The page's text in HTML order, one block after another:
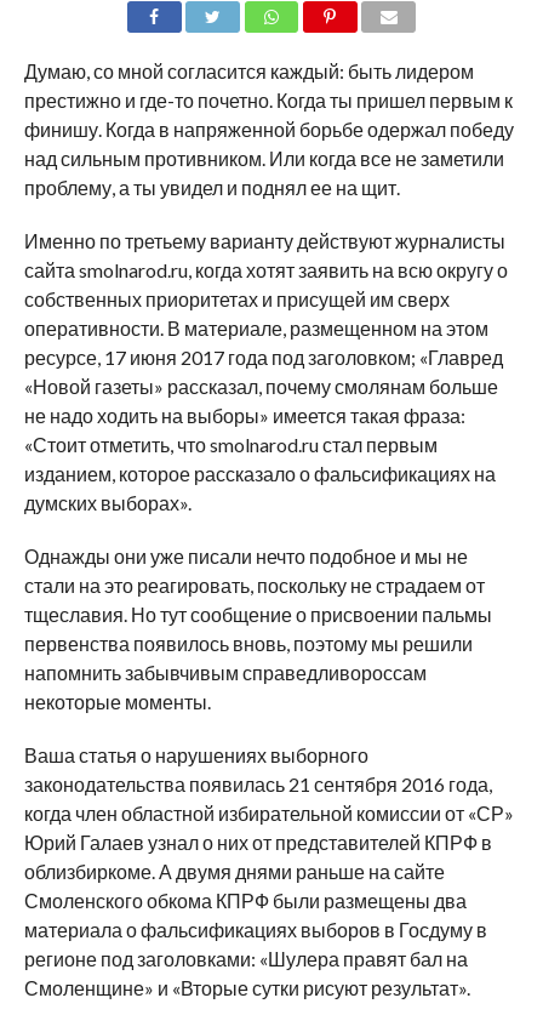
Думаю, со мной согласится каждый: быть лидером
престижно и где-то почетно. Когда ты пришел первым к
финишу. Когда в напряженной борьбе одержал победу
над сильным противником. Или когда все не заметили
проблему, а ты увидел и поднял ее на щит.
Именно по третьему варианту действуют журналисты
сайта smolnarod.ru, когда хотят заявить на всю округу о
собственных приоритетах и присущей им сверх
оперативности. В материале, размещенном на этом
ресурсе, 17 июня 2017 года под заголовком; «Главред
«Новой газеты» рассказал, почему смолянам больше
не надо ходить на выборы» имеется такая фраза:
«Стоит отметить, что smolnarod.ru стал первым
изданием, которое рассказало о фальсификациях на
думских выборах».
Однажды они уже писали нечто подобное и мы не
стали на это реагировать, поскольку не страдаем от
тщеславия. Но тут сообщение о присвоении пальмы
первенства появилось вновь, поэтому мы решили
напомнить забывчивым справедливороссам
некоторые моменты.
Ваша статья о нарушениях выборного
законодательства появилась 21 сентября 2016 года,
когда член областной избирательной комиссии от «СР»
Юрий Галаев узнал о них от представителей КПРФ в
облизбиркоме. А двумя днями раньше на сайте
Смоленского обкома КПРФ были размещены два
материала о фальсификациях выборов в Госдуму в
регионе под заголовками: «Шулера правят бал на
Смоленщине» и «Вторые сутки рисуют результат».